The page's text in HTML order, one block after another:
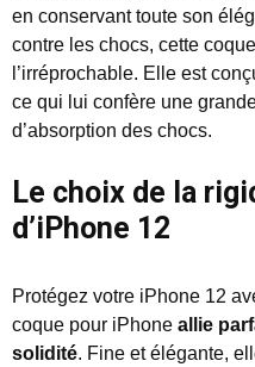
en conservant toute son
contre les chocs, cette
l’irréprochable. Elle est
ce qui lui confère une
d’absorption des chocs.
Le choix de la
d’iPhone 12
Protégez votre iPhone 12
coque pour iPhone allie
solidité. Fine et élégante,